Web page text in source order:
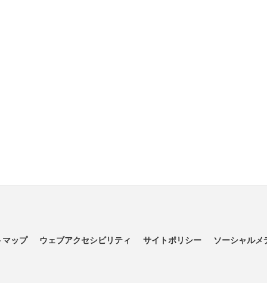
マップ ウェブアクセシビリティ サイトポリシー ソーシャルメ